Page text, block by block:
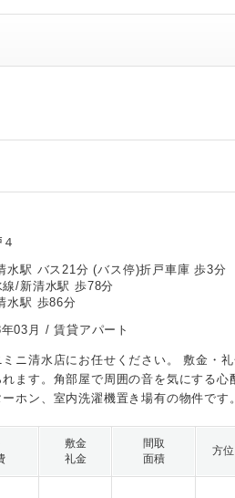
水駅 バス21分 (バス停)折戸車庫 歩3分
/新清水駅 歩78分
水駅 歩86分
03月 / 賃貸アパート
ニ清水店にお任せください。 敷金・
ます。角部屋で周囲の音を気にする心
ホン、室内洗濯機置き場有の物件です。
敷金
礼金
間取
面積
方位